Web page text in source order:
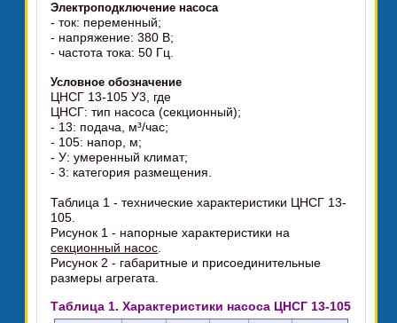
Электроподключение насоса
- ток: переменный;
- напряжение: 380 В;
- частота тока: 50 Гц.
Условное обозначение
ЦНСГ 13-105 У3, где
ЦНСГ: тип насоса (секционный);
- 13: подача, м³/час;
- 105: напор, м;
- У: умеренный климат;
- 3: категория размещения.
Таблица 1 - технические характеристики ЦНСГ 13-
105.
Рисунок 1 - напорные характеристики на
секционный насос
Рисунок 2 - габаритные и присоединительные
размеры агрегата.
Таблица 1. Характеристики насоса ЦНСГ 13-105